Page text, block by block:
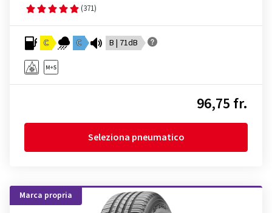
(371)
C C B | 71dB
96,75 fr.
Seleziona pneumatico
Marca propria